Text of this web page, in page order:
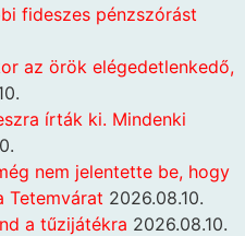
fideszes pénzszórást
az örök elégedetlenkedő,
írták ki. Mindenki
nem jelentette be, hogy
Tetemvárat 2026.08.10.
a tűzijátékra 2026.08.10.